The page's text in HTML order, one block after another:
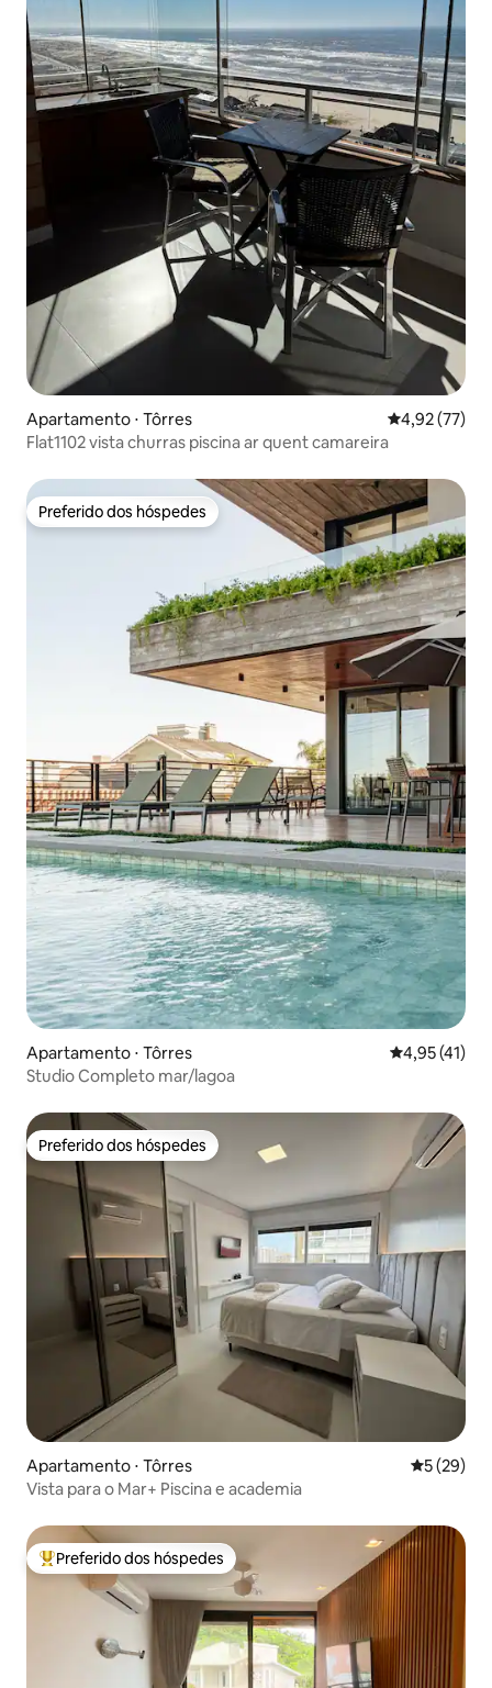
Apartamento ⋅ Tôrres 4,92 de uma
4,92 (77)
Flat1102 vista churras piscina ar quent camareira
Preferido dos hóspedes
Preferido dos hóspedes
Apartamento ⋅ Tôrres 4,95 de uma
4,95 (41)
Studio Completo mar/lagoa
Preferido dos hóspedes
Preferido dos hóspedes
Apartamento ⋅ Tôrres 5 de uma
5 (29)
Vista para o Mar+ Piscina e academia
Entre os melhores preferidos dos hóspedes
Preferido dos hóspedes